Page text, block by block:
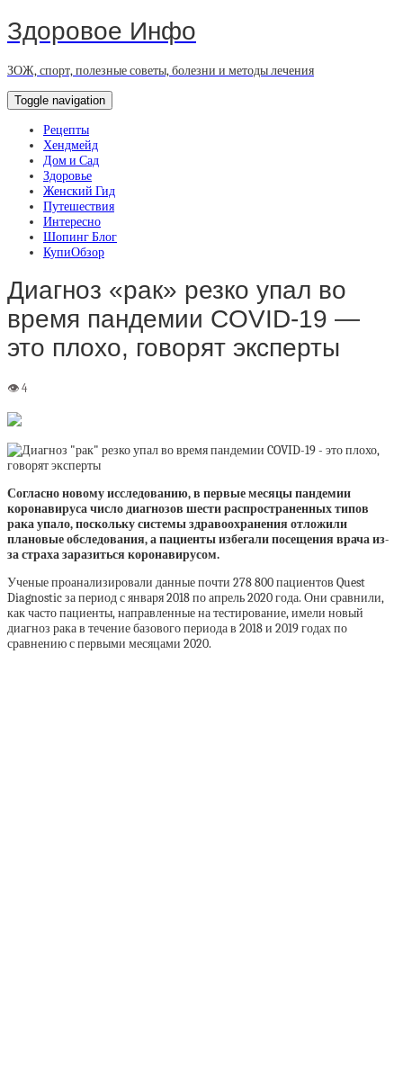
Здоровое Инфо
ЗОЖ, спорт, полезные советы, болезни и методы лечения
Toggle navigation
Рецепты
Хендмейд
Дом и Сад
Здоровье
Женский Гид
Путешествия
Интересно
Шопинг Блог
КупиОбзор
Диагноз «рак» резко упал во
время пандемии COVID-19 —
это плохо, говорят эксперты
Согласно новому исследованию, в первые месяцы пандемии
коронавируса число диагнозов шести распространенных типов
рака упало, поскольку системы здравоохранения отложили
плановые обследования, а пациенты избегали посещения врача из-
за страха заразиться коронавирусом.
Ученые проанализировали данные почти 278 800 пациентов Quest
Diagnostic за период с января 2018 по апрель 2020 года. Они сравнили,
как часто пациенты, направленные на тестирование, имели новый
диагноз рака в течение базового периода в 2018 и 2019 годах по
сравнению с первыми месяцами 2020.